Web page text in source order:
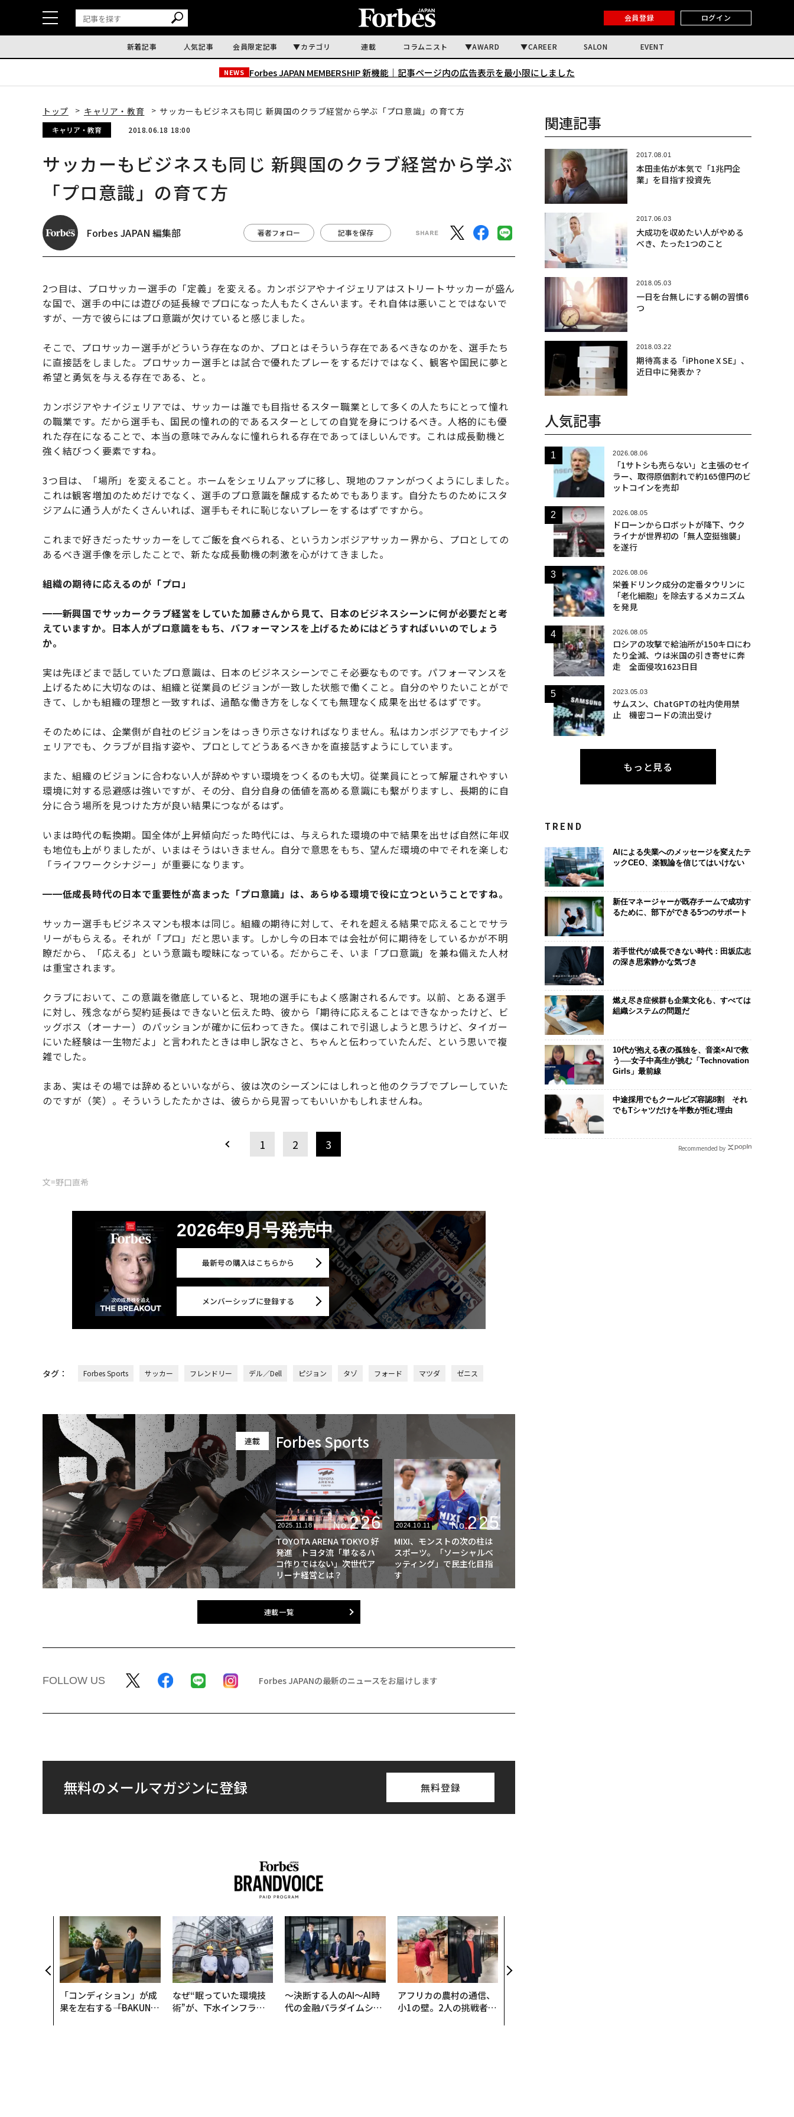
会員登録 ログイン
新着記事 人気記事 会員限定記事 カテゴリ 連載 コラムニスト AWARD CAREER SALON EVENT
NEWS Forbes JAPAN MEMBERSHIP 新機能｜ 記事ページ内の広告表示を最小限にしました
トップ キャリア・教育 サッカーもビジネスも同じ 新興国のクラブ経営から学ぶ「プロ意識」の育て方
キャリア・教育 2018.06.18 18:00
サッカーもビジネスも同じ 新興国のクラブ経営から学ぶ
「プロ意識」の育て方
Forbes JAPAN 編集部 著者フォロー 記事を保存
2つ目は、プロサッカー選手の「定義」を変える。カンボジアやナイジェリアはストリートサッカーが盛ん
な国で、選手の中には遊びの延長線でプロになった人もたくさんいます。それ自体は悪いことではないで
すが、一方で彼らにはプロ意識が欠けていると感じました。
そこで、プロサッカー選手がどういう存在なのか、プロとはそういう存在であるべきなのかを、選手たち
に直接話をしました。プロサッカー選手とは試合で優れたプレーをするだけではなく、観客や国民に夢と
希望と勇気を与える存在である、と。
カンボジアやナイジェリアでは、サッカーは誰でも目指せるスター職業として多くの人たちにとって憧れ
の職業です。だから選手も、国民の憧れの的であるスターとしての自覚を身につけるべき。人格的にも優
れた存在になることで、本当の意味でみんなに憧れられる存在であってほしいんです。これは成長動機と
強く結びつく要素ですね。
3つ目は、「場所」を変えること。ホームをシェリムアップに移し、現地のファンがつくようにしました。
これは観客増加のためだけでなく、選手のプロ意識を醸成するためでもあります。自分たちのためにスタ
ジアムに通う人がたくさんいれば、選手もそれに恥じないプレーをするはずですから。
これまで好きだったサッカーをしてご飯を食べられる、というカンボジアサッカー界から、プロとしての
あるべき選手像を示したことで、新たな成長動機の刺激を心がけてきました。
組織の期待に応えるのが「プロ」
━━新興国でサッカークラブ経営をしていた加藤さんから見て、日本のビジネスシーンに何が必要だと考
えていますか。日本人がプロ意識をもち、パフォーマンスを上げるためにはどうすればいいのでしょう
か。
実は先ほどまで話していたプロ意識は、日本のビジネスシーンでこそ必要なものです。パフォーマンスを
上げるために大切なのは、組織と従業員のビジョンが一致した状態で働くこと。自分のやりたいことがで
きて、しかも組織の理想と一致すれば、過酷な働き方をしなくても無理なく成果を出せるはずです。
そのためには、企業側が自社のビジョンをはっきり示さなければなりません。私はカンボジアでもナイジ
ェリアでも、クラブが目指す姿や、プロとしてどうあるべきかを直接話すようにしています。
また、組織のビジョンに合わない人が辞めやすい環境をつくるのも大切。従業員にとって解雇されやすい
環境に対する忌避感は強いですが、その分、自分自身の価値を高める意識にも繫がりますし、長期的に自
分に合う場所を見つけた方が良い結果につながるはず。
いまは時代の転換期。国全体が上昇傾向だった時代には、与えられた環境の中で結果を出せば自然に年収
も地位も上がりましたが、いまはそうはいきません。自分で意思をもち、望んだ環境の中でそれを楽しむ
「ライフワークシナジー」が重要になります。
━━低成長時代の日本で重要性が高まった「プロ意識」は、あらゆる環境で役に立つということですね。
サッカー選手もビジネスマンも根本は同じ。組織の期待に対して、それを超える結果で応えることでサラ
リーがもらえる。それが「プロ」だと思います。しかし今の日本では会社が何に期待をしているかが不明
瞭だから、「応える」という意識も曖昧になっている。だからこそ、いま「プロ意識」を兼ね備えた人材
は重宝されます。
クラブにおいて、この意識を徹底していると、現地の選手にもよく感謝されるんです。以前、とある選手
に対し、残念ながら契約延長はできないと伝えた時、彼から「期待に応えることはできなかったけど、ビ
ッグボス（オーナー）のパッションが確かに伝わってきた。僕はこれで引退しようと思うけど、タイガー
にいた経験は一生物だよ」と言われたときは申し訳なさと、ちゃんと伝わっていたんだ、という思いで複
雑でした。
まあ、実はその場では辞めるといいながら、彼は次のシーズンにはしれっと他のクラブでプレーしていた
のですが（笑）。そういうしたたかさは、彼らから見習ってもいいかもしれませんね。
1 2 3
文=野口直希
2026年9月号発売中
最新号の購入はこちらから
メンバーシップに登録する
タグ： Forbes Sports サッカー フレンドリー デル／Dell ピジョン タゾ フォード マツダ ゼニス
連載 Forbes Sports
2025.11.18 No.226
TOYOTA ARENA TOKYO 好
発進 トヨタ流「単なるハ
コ作りではない」次世代ア
リーナ経営とは？
2024.10.11 No.225
MIXI、モンストの次の柱は
スポーツ。「ソーシャルベ
ッティング」で民主化目指
す
連載一覧
FOLLOW US Forbes JAPANの最新のニュースをお届けします
無料のメールマガジンに登録 無料登録
「コンディション」が成
果を左右する――「BAKUN
なぜ“眠っていた環境技
術”が、下水インフラを
〜決断する人のAI〜AI時
代の金融パラダイムシフ
アフリカの農村の通信、
小1の壁。2人の挑戦者が
タマディックが健康経営
関連記事
2017.08.01
本田圭佑が本気で「1兆円企
業」を目指す投資先
2017.06.03
大成功を収めたい人がやめる
べき、たった1つのこと
2018.05.03
一日を台無しにする朝の習慣6
つ
2018.03.22
期待高まる「iPhone X SE」、
近日中に発表か？
人気記事
2026.08.06
「1サトシも売らない」と主張のセイ
ラー、取得原価割れで約165億円のビ
ットコインを売却
2026.08.05
ドローンからロボットが降下、ウク
ライナが世界初の「無人空挺強襲」
を遂行
2026.08.06
栄養ドリンク成分の定番タウリンに
「老化細胞」を除去するメカニズム
を発見
2026.08.05
ロシアの攻撃で給油所が150キロにわ
たり全滅、ウは米国の引き寄せに奔
走 全面侵攻1623日目
2023.05.03
サムスン、ChatGPTの社内使用禁
止 機密コードの流出受け
もっと見る
TREND
AIによる失業へのメッセージを変えたテ
ックCEO、楽観論を信じてはいけない
新任マネージャーが既存チームで成功す
るために、部下ができる5つのサポート
若手世代が成長できない時代：田坂広志
の深き思索静かな気づき
燃え尽き症候群も企業文化も、すべては
組織システムの問題だ
10代が抱える夜の孤独を、音楽×AIで救
う──女子中高生が挑む「Technovation
Girls」最前線
中途採用でもクールビズ容認8割 それ
でもTシャツだけを半数が拒む理由
Recommended by